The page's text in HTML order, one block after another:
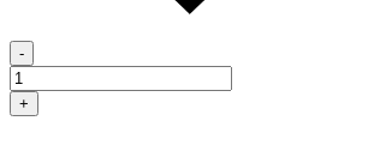
-
+